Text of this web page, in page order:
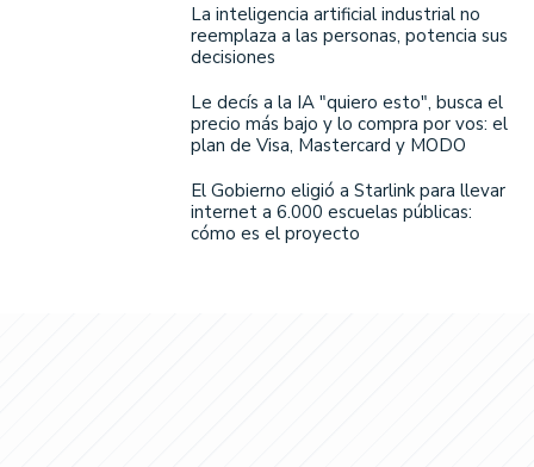
La inteligencia artificial industrial no
reemplaza a las personas, potencia sus
decisiones
Le decís a la IA "quiero esto", busca el
precio más bajo y lo compra por vos: el
plan de Visa, Mastercard y MODO
El Gobierno eligió a Starlink para llevar
internet a 6.000 escuelas públicas:
cómo es el proyecto